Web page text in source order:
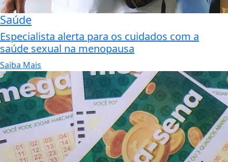
Saúde
Especialista alerta para os cuidados com a
saúde sexual na menopausa
Saiba Mais